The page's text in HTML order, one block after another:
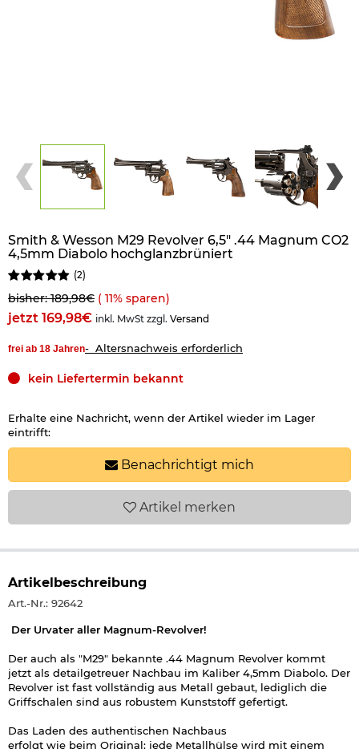
Smith & Wesson M29 Revolver 6,5" .44 Magnum CO2
4,5mm Diabolo hochglanzbrüniert
(2)
bisher: 189,98€ ( 11% sparen)
jetzt 169,98€ inkl. MwSt zzgl. Versand
frei ab 18 Jahren- Altersnachweis erforderlich
kein Liefertermin bekannt
Erhalte eine Nachricht, wenn der Artikel wieder im Lager
eintrifft:
Benachrichtigt mich
Artikel merken
Artikelbeschreibung
Art.-Nr.: 92642
Der Urvater aller Magnum-Revolver!
Der auch als "M29" bekannte .44 Magnum Revolver kommt
jetzt als detailgetreuer Nachbau im Kaliber 4,5mm Diabolo. Der
Revolver ist fast vollständig aus Metall gebaut, lediglich die
Griffschalen sind aus robustem Kunststoff gefertigt.
Das Laden des authentischen Nachbaus
erfolgt wie beim Original: jede Metallhülse wird mit einem